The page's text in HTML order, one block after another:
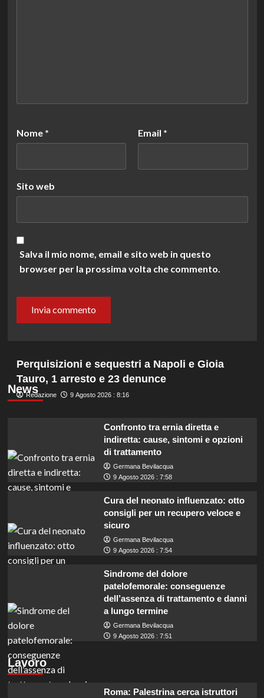
Nome * Email *
Sito web
Salva il mio nome, email e sito web in questo
browser per la prossima volta che commento.
News
Perquisizioni e sequestri a Napoli e Gioia
Tauro, 1 arresto e 23 denunce
Redazione 9 Agosto 2026 : 8:16
Confronto tra ernia diretta e
indiretta: cause, sintomi e opzioni
di trattamento
Germana Bevilacqua
9 Agosto 2026 : 7:58
Cura del neonato influenzato: otto
consigli per un recupero veloce e
sicuro
Germana Bevilacqua
9 Agosto 2026 : 7:54
Sindrome del dolore
patelofemorale: conseguenze
dell’assenza di trattamento e danni
a lungo termine
Germana Bevilacqua
9 Agosto 2026 : 7:51
Lavoro
Roma: Palestrina cerca istruttori